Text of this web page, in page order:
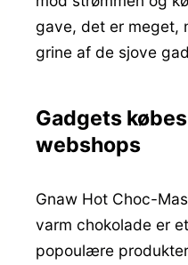
gave, det er meget,
grine af de sjove
Gadgets
webshops
Gnaw Hot Choc-
varm chokolade er
popoulære